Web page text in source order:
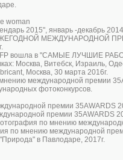
woman
2015", январь -декабрь
МЕЖДУНАРОДНОЙ
вошла в "САМЫЕ ЛУЧШИЕ
Москва, Витебск, Израиль,
Москва, 30 марта 2016г.
международной премии
фотоконкурсов.
премии 35AWARDS
премии 35AWARDS
по мнению
по мнению международной
в Павлодаре, 2017г.